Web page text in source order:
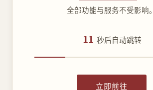
全部功能与服务不受影响。
11 秒后自动跳转
立即前往